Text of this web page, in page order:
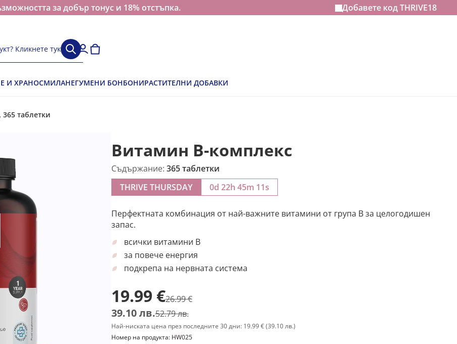
за добър тонус и 18% отстъпка. Добавете кодTHRIVE18
Кликнете тук
И ХРАНОСМИЛАНЕГУМЕНИ БОНБОНИРАСТИТЕЛНИ ДОБАВКИ
таблетки
Витамин B-комплекс
Съдържание: 365 таблетки
THRIVE THURSDAY
0d 22h 45m 10s
Перфектната комбинация от най-важните витамини от група В за целогодишен
запас.
всички витамини B
за повече енергия
подкрепа на нервната система
19.99 €26.99 €
39.10 лв.52.79 лв.
Най-ниската цена през последните 30 дни: 19.99 €(39.10 лв.)
Номер на продукта: HW025